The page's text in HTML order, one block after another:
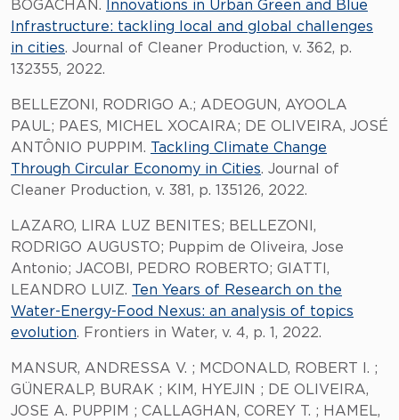
BOGACHAN.
Innovations in Urban Green and Blue
Infrastructure: tackling local and global challenges
in cities. Journal of Cleaner Production, v. 362, p.
132355, 2022.
BELLEZONI, RODRIGO A.; ADEOGUN, AYOOLA
PAUL; PAES, MICHEL XOCAIRA; DE OLIVEIRA, JOSÉ
ANTÔNIO PUPPIM. Tackling Climate Change
Through Circular Economy in Cities. Journal of
Cleaner Production, v. 381, p. 135126, 2022.
LAZARO, LIRA LUZ BENITES; BELLEZONI,
RODRIGO AUGUSTO; Puppim de Oliveira, Jose
Antonio; JACOBI, PEDRO ROBERTO; GIATTI,
LEANDRO LUIZ. Ten Years of Research on the
Water-Energy-Food Nexus: an analysis of topics
evolution. Frontiers in Water, v. 4, p. 1, 2022.
MANSUR, ANDRESSA V. ; MCDONALD, ROBERT I. ;
GÜNERALP, BURAK ; KIM, HYEJIN ; DE OLIVEIRA,
JOSE A. PUPPIM ; CALLAGHAN, COREY T. ; HAMEL,